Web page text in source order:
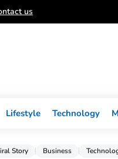
us
Lifestyle Technology
Story Business